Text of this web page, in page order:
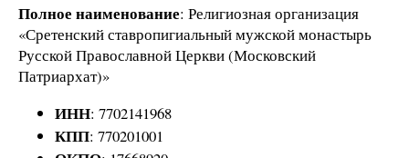
Полное наименование: Религиозная организация
«Сретенский ставропигиальный мужской монастырь
Русской Православной Церкви (Московский
Патриархат)»
ИНН: 7702141968
КПП: 770201001